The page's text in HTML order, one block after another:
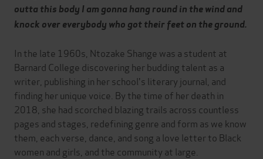
outta this body I am gonna hang round in the wind and
knock over everybody who got their feet on the ground.
In the late 1960s, Ntozake Shange was a student at
Barnard College discovering her budding talent as a
writer, publishing in her school's literary journal, and
finding her unique voice. By the time of her death in
2018, she had scorched blazing trails across countless
pages and stages, redefining genre and form as we know
them, each verse, dance, and song a love letter to Black
women and girls, and the community at large.